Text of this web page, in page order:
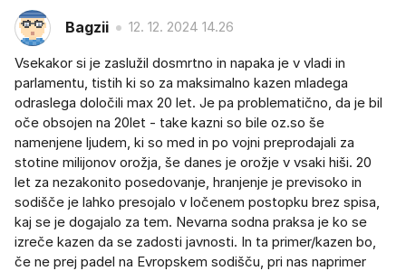
Bagzii 12. 12. 2024 14.26
Vsekakor si je zaslužil dosmrtno in napaka je v vladi in
parlamentu, tistih ki so za maksimalno kazen mladega
odraslega določili max 20 let. Je pa problematično, da je bil
oče obsojen na 20let - take kazni so bile oz.so še
namenjene ljudem, ki so med in po vojni preprodajali za
stotine milijonov orožja, še danes je orožje v vsaki hiši. 20
let za nezakonito posedovanje, hranjenje je previsoko in
sodišče je lahko presojalo v ločenem postopku brez spisa,
kaj se je dogajalo za tem. Nevarna sodna praksa je ko se
izreče kazen da se zadosti javnosti. In ta primer/kazen bo,
če ne prej padel na Evropskem sodišču, pri nas naprimer